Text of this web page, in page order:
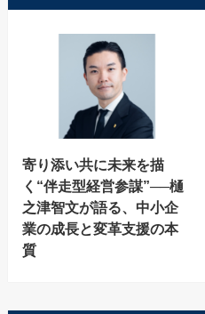
寄り添い共に未来を描
く“伴走型経営参謀”──樋
之津智文が語る、中小企
業の成長と変革支援の本
質